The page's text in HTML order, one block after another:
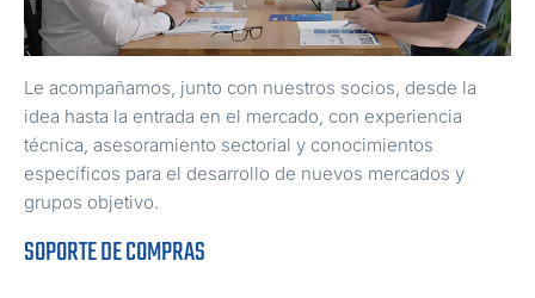
Le acompañamos, junto con nuestros socios, desde la
idea hasta la entrada en el mercado, con experiencia
técnica, asesoramiento sectorial y conocimientos
específicos para el desarrollo de nuevos mercados y
grupos objetivo.
SOPORTE DE COMPRAS